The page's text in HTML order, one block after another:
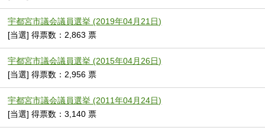
宇都宮市議会議員選挙 (2019年04月21日)
[当選] 得票数：2,863 票
宇都宮市議会議員選挙 (2015年04月26日)
[当選] 得票数：2,956 票
宇都宮市議会議員選挙 (2011年04月24日)
[当選] 得票数：3,140 票